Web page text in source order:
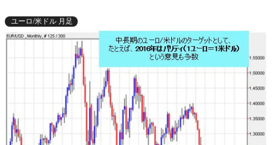
ユーロ/米ドル 月足